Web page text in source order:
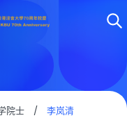
院士 / 李岚清